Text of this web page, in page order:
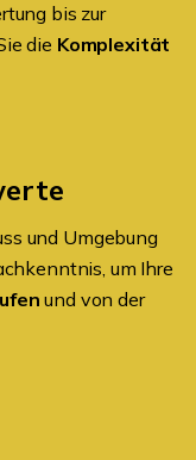
bis zur
die Komplexität
und Umgebung
um Ihre
und von der